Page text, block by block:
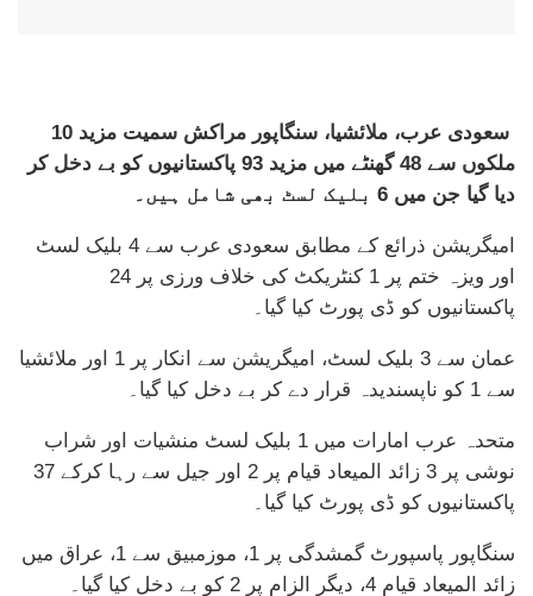
سعودی عرب، ملائشیا، سنگاپور مراکش سمیت مزید 10
ملکوں سے 48 گھنٹے میں مزید 93 پاکستانیوں کو بے دخل کر
دیا گیا جن میں 6 بلیک لسٹ بھی شامل ہیں۔
امیگریشن ذرائع کے مطابق سعودی عرب سے 4 بلیک لسٹ
اور ویزہ ختم پر 1 کنٹریکٹ کی خلاف ورزی پر 24
پاکستانیوں کو ڈی پورٹ کیا گیا۔
عمان سے 3 بلیک لسٹ، امیگریشن سے انکار پر 1 اور ملائشیا
سے 1 کو ناپسندیدہ قرار دے کر بے دخل کیا گیا۔
متحدہ عرب امارات میں 1 بلیک لسٹ منشیات اور شراب
نوشی پر 3 زائد المیعاد قیام پر 2 اور جیل سے رہا کرکے 37
پاکستانیوں کو ڈی پورٹ کیا گیا۔
سنگاپور پاسپورٹ گمشدگی پر 1، موزمبیق سے 1، عراق میں
زائد المیعاد قیام 4، دیگر الزام پر 2 کو بے دخل کیا گیا۔